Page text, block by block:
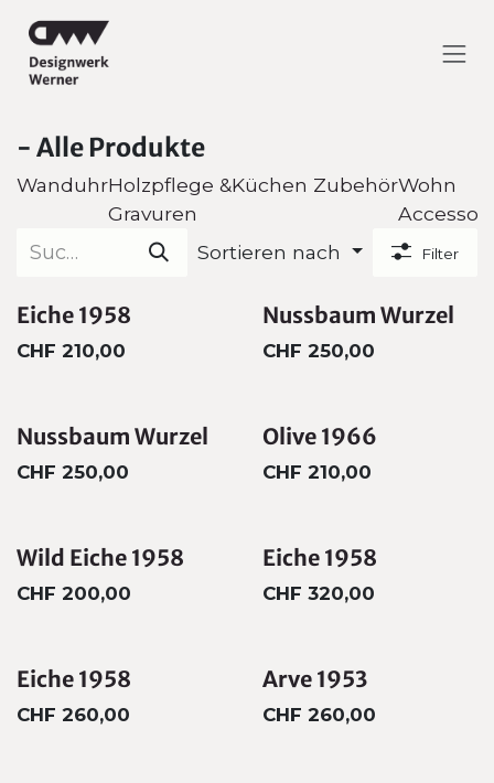
- Alle Produkte
WanduhrHolzpflege &
Gravuren
Küchen ZubehörWohn
Sortieren nach
Filter
Eiche 1958
CHF 210,00
Nussbaum Wurzel
CHF 250,00
Nussbaum Wurzel
CHF 250,00
Olive 1966
CHF 210,00
Wild Eiche 1958
CHF 200,00
Eiche 1958
CHF 320,00
Eiche 1958
CHF 260,00
Arve 1953
CHF 260,00